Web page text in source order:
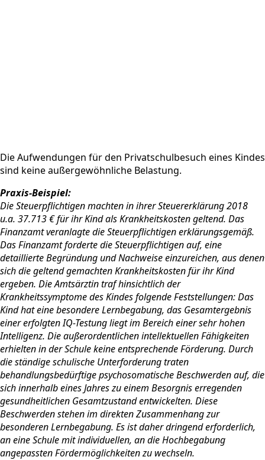
Die Aufwendungen für den Privatschulbesuch eines Kindes
sind keine außergewöhnliche Belastung.
Praxis-Beispiel:
Die Steuerpflichtigen machten in ihrer Steuererklärung 2018
u.a. 37.713 € für ihr Kind als Krankheitskosten geltend. Das
Finanzamt veranlagte die Steuerpflichtigen erklärungsgemäß.
Das Finanzamt forderte die Steuerpflichtigen auf, eine
detaillierte Begründung und Nachweise einzureichen, aus denen
sich die geltend gemachten Krankheitskosten für ihr Kind
ergeben. Die Amtsärztin traf hinsichtlich der
Krankheitssymptome des Kindes folgende Feststellungen: Das
Kind hat eine besondere Lernbegabung, das Gesamtergebnis
einer erfolgten IQ-Testung liegt im Bereich einer sehr hohen
Intelligenz. Die außerordentlichen intellektuellen Fähigkeiten
erhielten in der Schule keine entsprechende Förderung. Durch
die ständige schulische Unterforderung traten
behandlungsbedürftige psychosomatische Beschwerden auf, die
sich innerhalb eines Jahres zu einem Besorgnis erregenden
gesundheitlichen Gesamtzustand entwickelten. Diese
Beschwerden stehen im direkten Zusammenhang zur
besonderen Lernbegabung. Es ist daher dringend erforderlich,
an eine Schule mit individuellen, an die Hochbegabung
angepassten Fördermöglichkeiten zu wechseln.